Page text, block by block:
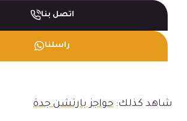
اتصل بنا
راسلنا
شاهد كذلك: حواجز بارتشن جدة